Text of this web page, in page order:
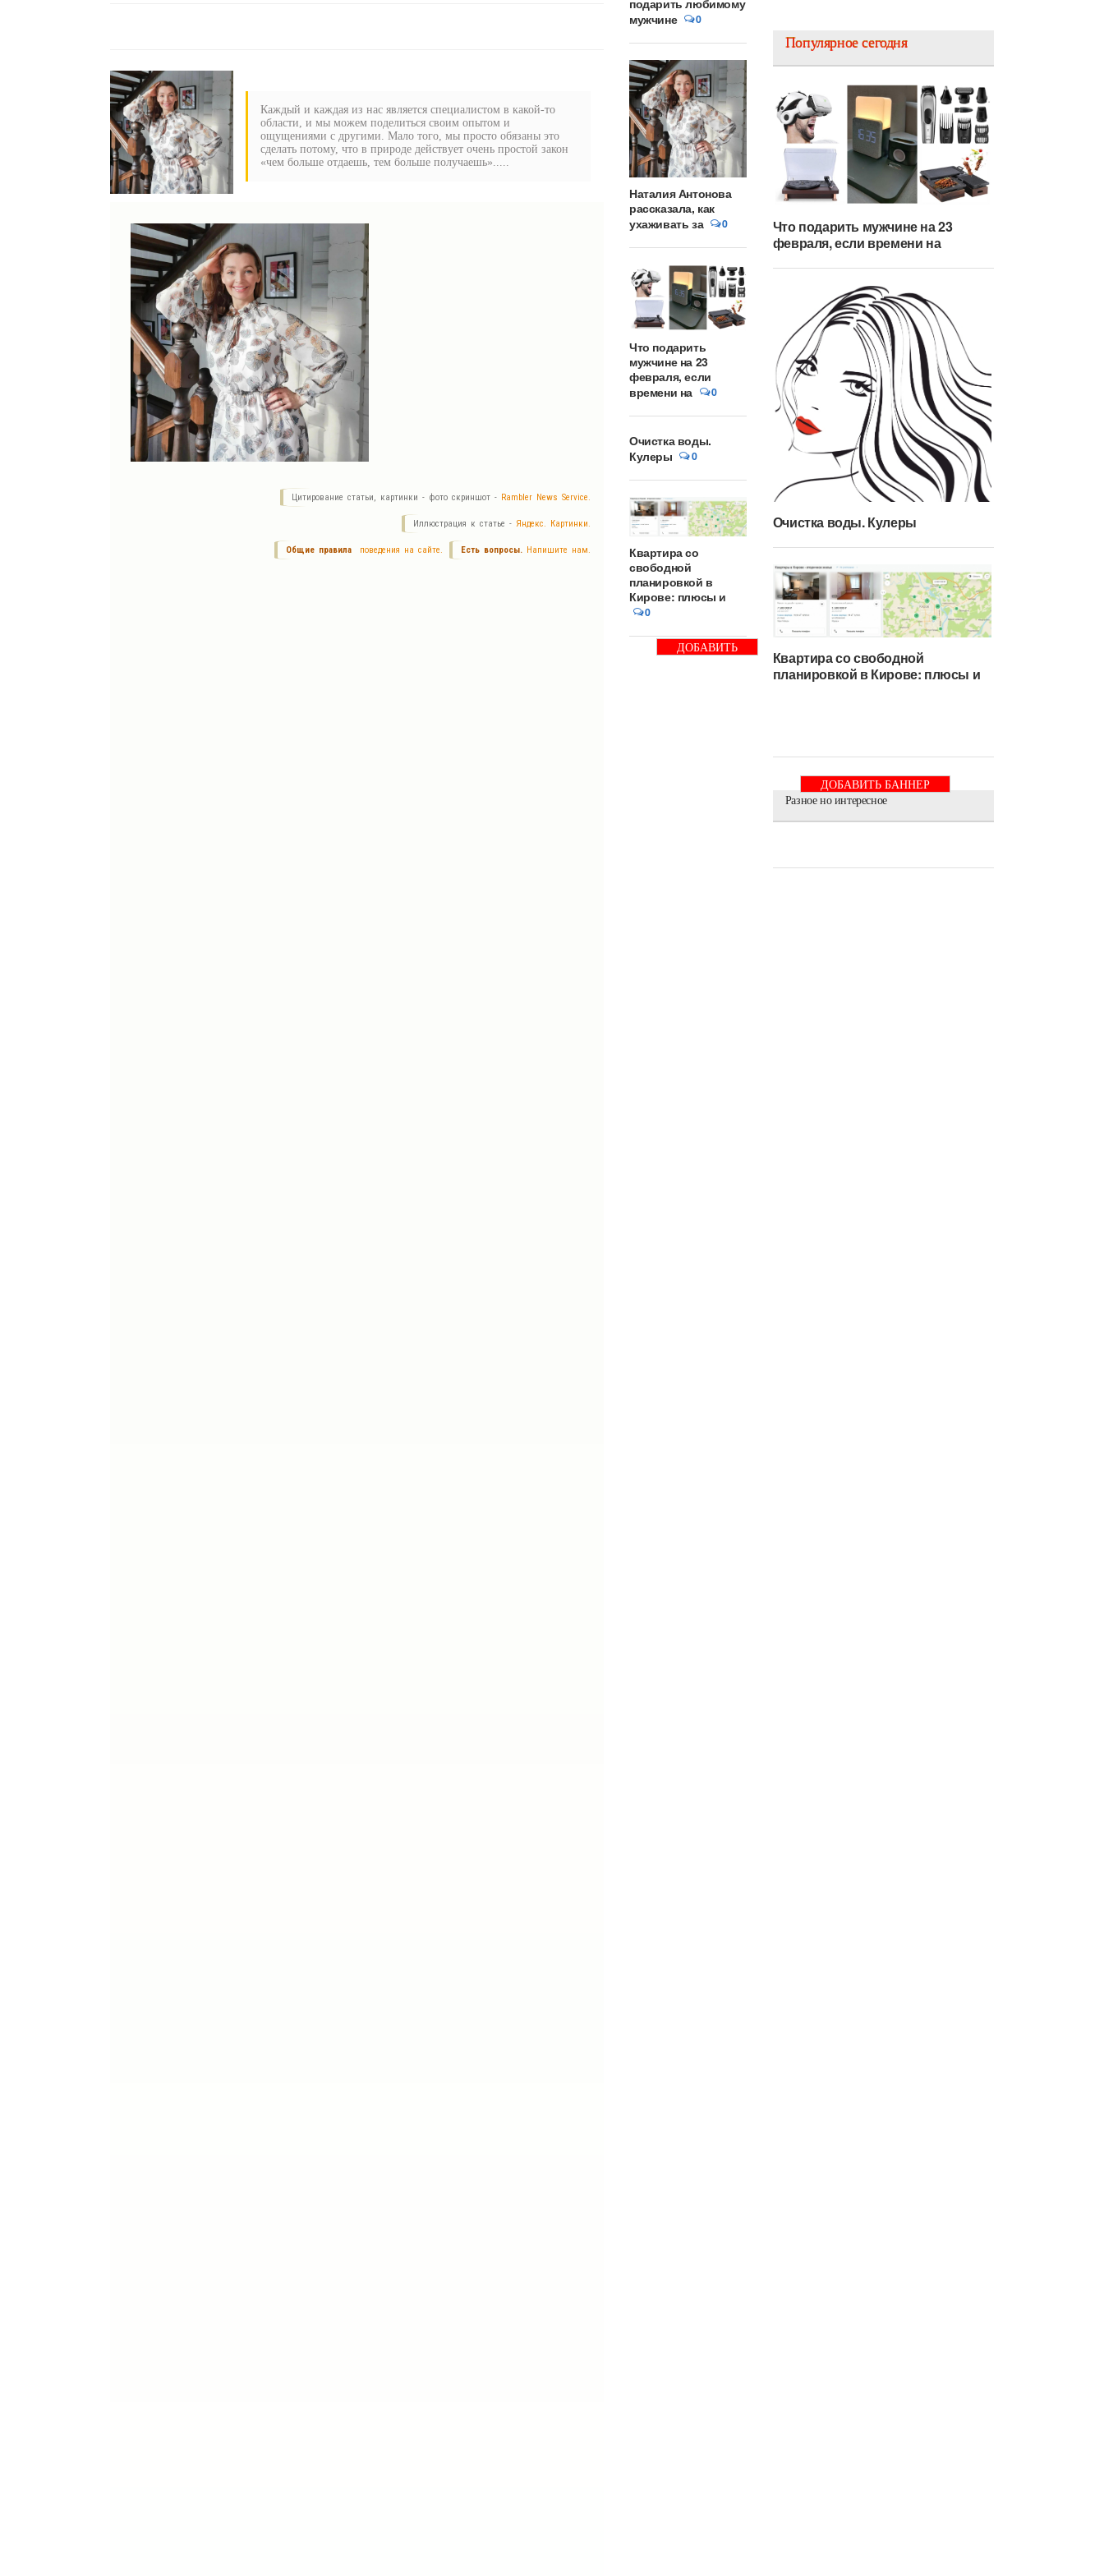
Каждый и каждая из нас является специалистом в какой-то
области, и мы можем поделиться своим опытом и
ощущениями с другими. Мало того, мы просто обязаны это
сделать потому, что в природе действует очень простой закон
«чем больше отдаешь, тем больше получаешь».....
Цитирование статьи, картинки - фото скриншот - Rambler News Service.
Иллюстрация к статье - Яндекс. Картинки.
Есть вопросы. Напишите нам.
Общие правила поведения на сайте.
подарить любимому
мужчине
0
Наталия Антонова
рассказала, как
ухаживать за
0
Что подарить
мужчине на 23
февраля, если
времени на
0
Очистка воды.
Кулеры
0
Квартира со
свободной
планировкой в
Кирове: плюсы и
0
ДОБАВИТЬ
Популярное сегодня
Что подарить мужчине на 23
февраля, если времени на
Очистка воды. Кулеры
Квартира со свободной
планировкой в Кирове: плюсы и
ДОБАВИТЬ БАННЕР
Разное но интересное